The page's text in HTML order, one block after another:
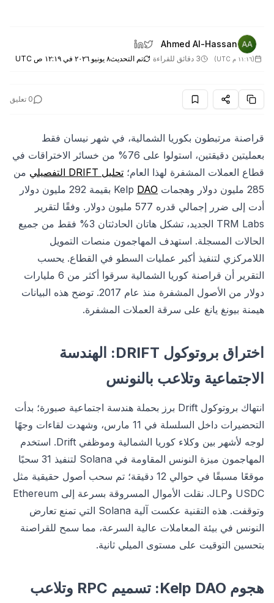
Ahmed Al-Hassan
(١١:١٦ م UTC ) 3 دقائق للقراءة تم التحديث٨ يونيو ٢٠٢٦ في ١٢:١٩ ص UTC
0 تعليق
قراصنة مرتبطون بكوريا الشمالية، في شهر نيسان فقط
بعمليتين دقيقتين، استولوا على 76% من خسائر الاختراقات في
قطاع العملات المشفرة لهذا العام؛ تحليل DRIFT التفصيلي
من
285 مليون دولار وهجمات Kelp
DAO
بقيمة 292 مليون دولار
أدت إلى ضرر إجمالي قدره 577 مليون دولار. وفقًا لتقرير
TRM Labs الجديد، تشكل هاتان الحادثتان 3% فقط من جميع
الحالات المسجلة. استهدف المهاجمون منصات التمويل
اللامركزي لتنفيذ أكبر عمليات السطو في القطاع. يحسب
التقرير أن قراصنة كوريا الشمالية سرقوا أكثر من 6 مليارات
دولار من الأصول المشفرة منذ عام 2017. توضح هذه البيانات
هيمنة بيونغ يانغ على سرقة العملات المشفرة.
اختراق بروتوكول DRIFT: الهندسة
الاجتماعية وتلاعب بالنونس
انتهاك بروتوكول Drift برز بحملة هندسة اجتماعية صبورة؛ بدأت
التحضيرات داخل السلسلة في 11 مارس، وشهدت لقاءات وجهًا
لوجه لأشهر بين وكلاء كوريا الشمالية وموظفي Drift. استخدم
المهاجمون ميزة النونس المقاومة في Solana لتنفيذ 31 سحبًا
موقعًا مسبقًا في حوالي 12 دقيقة؛ تم سحب أصول حقيقية مثل
USDC وJLP. نقلت الأموال المسروقة بسرعة إلى Ethereum
وتوقفت. هذه التقنية عكست آلية Solana التي تمنع تعارض
النونس في بيئة المعاملات عالية السرعة، مما سمح للقراصنة
بتحسين التوقيت على مستوى الميلي ثانية.
هجوم Kelp DAO: تسميم RPC وتلاعب